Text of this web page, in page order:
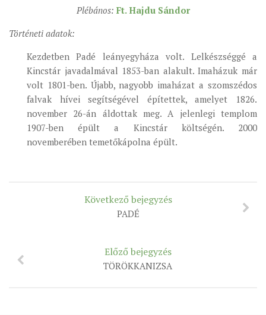
ZSINATI IRODA
KOORDINÁLÓ BIZOTTSÁG
ZSINATI TAGOK
ZSINATI HÍREK-ÚJSÁG
„GYERMEKVÉDELMI” KIHÍVÁSOK KÁNONJOGI
Plébános: Ft. Hajdu Sándor
Történeti adatok:
Kezdetben Padé leányegyháza volt. Lelkészséggé a
Kincstár javadalmával 1853-ban alakult. Imaházuk már
volt 1801-ben. Újabb, nagyobb imaházat a szomszédos
falvak hívei segítségével építettek, amelyet 1826.
november 26-án áldottak meg. A jelenlegi templom
1907-ben épült a Kincstár költségén. 2000
novemberében temetőkápolna épült.
Következő bejegyzés
PADÉ
Előző bejegyzés
TÖRÖKKANIZSA